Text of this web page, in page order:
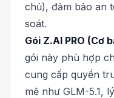
chủ), đảm bảo an
soát.
Gói Z.AI PRO (Cơ
gói này phù hợp
cung cấp quyền
mẽ như GLM-5.1,